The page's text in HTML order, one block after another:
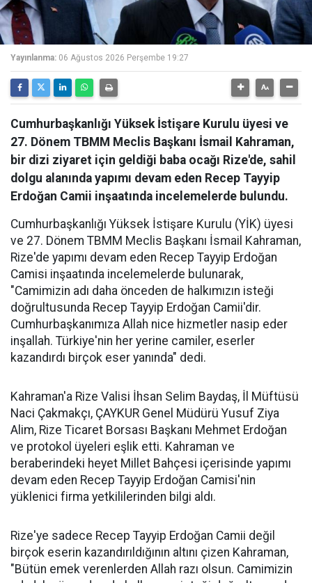
Yayınlanma: 06 Ağustos 2026 Perşembe 19:27
Cumhurbaşkanlığı Yüksek İstişare Kurulu üyesi ve
27. Dönem TBMM Meclis Başkanı İsmail Kahraman,
bir dizi ziyaret için geldiği baba ocağı Rize'de, sahil
dolgu alanında yapımı devam eden Recep Tayyip
Erdoğan Camii inşaatında incelemelerde bulundu.
Cumhurbaşkanlığı Yüksek İstişare Kurulu (YİK) üyesi
ve 27. Dönem TBMM Meclis Başkanı İsmail Kahraman,
Rize'de yapımı devam eden Recep Tayyip Erdoğan
Camisi inşaatında incelemelerde bulunarak,
"Camimizin adı daha önceden de halkımızın isteği
doğrultusunda Recep Tayyip Erdoğan Camii'dir.
Cumhurbaşkanımıza Allah nice hizmetler nasip eder
inşallah. Türkiye'nin her yerine camiler, eserler
kazandırdı birçok eser yanında" dedi.
Kahraman'a Rize Valisi İhsan Selim Baydaş, İl Müftüsü
Naci Çakmakçı, ÇAYKUR Genel Müdürü Yusuf Ziya
Alim, Rize Ticaret Borsası Başkanı Mehmet Erdoğan
ve protokol üyeleri eşlik etti. Kahraman ve
beraberindeki heyet Millet Bahçesi içerisinde yapımı
devam eden Recep Tayyip Erdoğan Camisi'nin
yüklenici firma yetkililerinden bilgi aldı.
Rize'ye sadece Recep Tayyip Erdoğan Camii değil
birçok eserin kazandırıldığının altını çizen Kahraman,
"Bütün emek verenlerden Allah razı olsun. Camimizin